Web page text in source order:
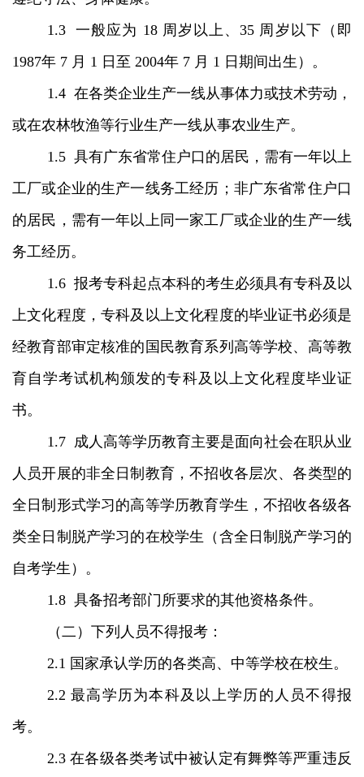
1.3 一般应为 18 周岁以上、35 周岁以下（即
1987年 7 月 1 日至 2004年 7 月 1 日期间出生）。
1.4 在各类企业生产一线从事体力或技术劳动，
或在农林牧渔等行业生产一线从事农业生产。
1.5 具有广东省常住户口的居民，需有一年以上
工厂或企业的生产一线务工经历；非广东省常住户口
的居民，需有一年以上同一家工厂或企业的生产一线
务工经历。
1.6 报考专科起点本科的考生必须具有专科及以
上文化程度，专科及以上文化程度的毕业证书必须是
经教育部审定核准的国民教育系列高等学校、高等教
育自学考试机构颁发的专科及以上文化程度毕业证
书。
1.7 成人高等学历教育主要是面向社会在职从业
人员开展的非全日制教育，不招收各层次、各类型的
全日制形式学习的高等学历教育学生，不招收各级各
类全日制脱产学习的在校学生（含全日制脱产学习的
自考学生）。
1.8 具备招考部门所要求的其他资格条件。
（二）下列人员不得报考：
2.1 国家承认学历的各类高、中等学校在校生。
2.2 最高学历为本科及以上学历的人员不得报
考。
2.3 在各级各类考试中被认定有舞弊等严重违反